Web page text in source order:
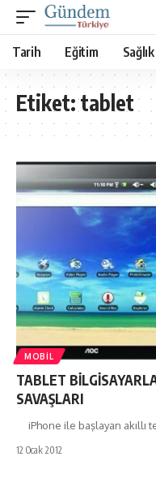
Tarih Eğitim Sağlık
Etiket:tablet
MOBIL
TABLET
SAVAŞLARI
iPhone ile başlayan akıllı
12 Ocak 2012